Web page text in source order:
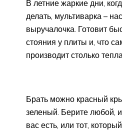
В летние жаркие дни,
делать, мультиварка –
выручалочка. Готовит
стояния у плиты и, что
производит столько
Брать можно красный
зеленый. Берите любой,
вас есть, или тот,